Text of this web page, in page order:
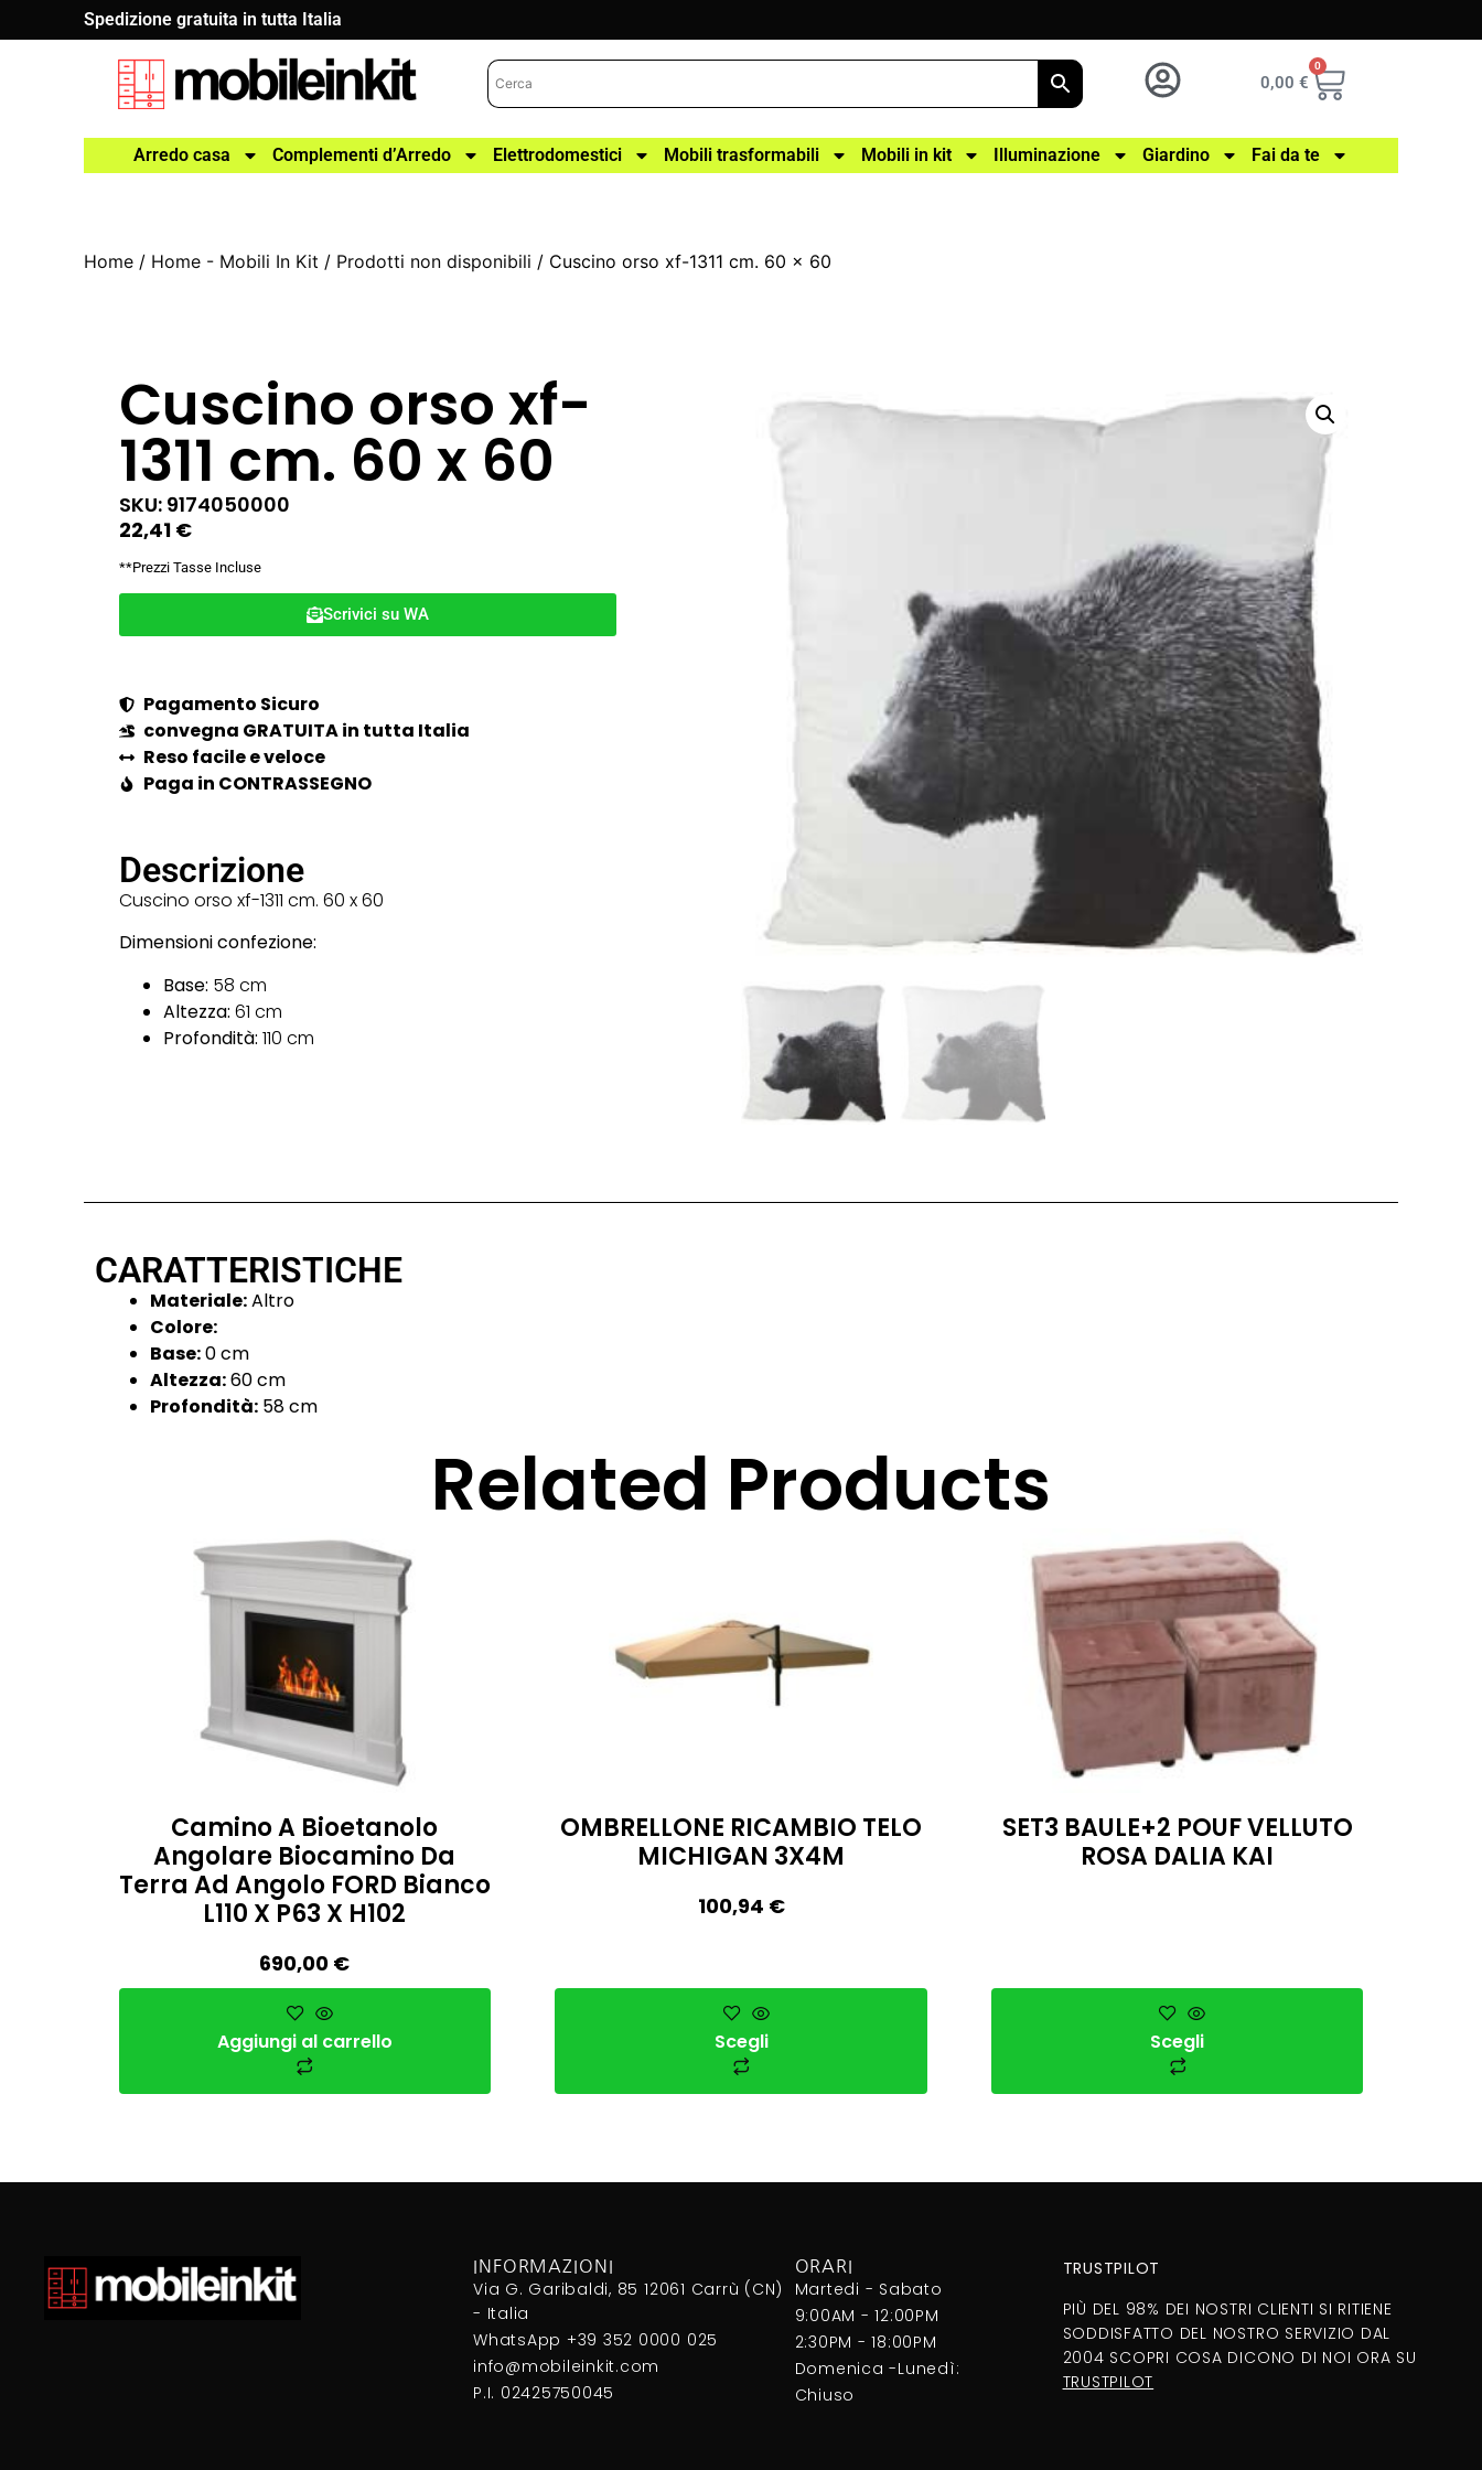
Spedizione gratuita in tutta Italia
0,00 €
0
Arredo casa Complementi d’Arredo Elettrodomestici Mobili trasformabili Mobili in kit Illuminazione Giardino Fai da te
Home / Home - Mobili In Kit / Prodotti non disponibili / Cuscino orso xf-1311 cm. 60 x 60
Cuscino orso xf-
1311 cm. 60 x 60
SKU: 9174050000
22,41 €
**Prezzi Tasse Incluse
Scrivici su WA
Pagamento Sicuro
convegna GRATUITA in tutta Italia
Reso facile e veloce
Paga in CONTRASSEGNO
Descrizione
Cuscino orso xf-1311 cm. 60 x 60
Dimensioni confezione:
Base: 58 cm
Altezza: 61 cm
Profondità: 110 cm
CARATTERISTICHE
Materiale:Altro
Colore:
Base:0 cm
Altezza:60 cm
Profondità: 58 cm
Related Products
Camino A Bioetanolo
Angolare Biocamino Da
Terra Ad Angolo FORD Bianco
L110 X P63 X H102
690,00 €
Aggiungi al carrello
OMBRELLONE RICAMBIO TELO
MICHIGAN 3X4M
100,94 €
Scegli
SET3 BAULE+2 POUF VELLUTO
ROSA DALIA KAI
Scegli
INFORMAZIONI
Via G. Garibaldi, 85 12061 Carrù (CN)
- Italia
WhatsApp +39 352 0000 025
info@mobileinkit.com
P.I. 02425750045
ORARI
Martedi - Sabato
9:00AM - 12:00PM
2:30PM - 18:00PM
Domenica -Lunedì:
Chiuso
TRUSTPILOT
PIÙ DEL 98% DEI NOSTRI CLIENTI SI RITIENE
SODDISFATTO DEL NOSTRO SERVIZIO DAL
2004 SCOPRI COSA DICONO DI NOI ORA SU
TRUSTPILOT